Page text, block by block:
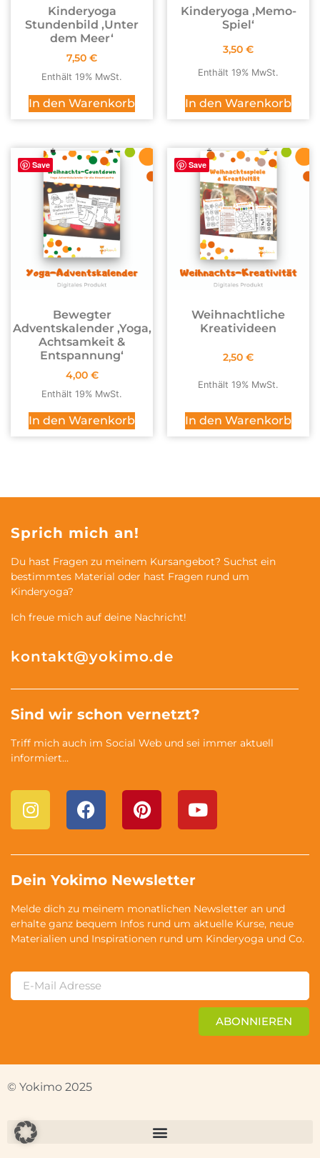
Kinderyoga
Stundenbild ,Unter
dem Meer‘
7,50 €
Enthält 19% MwSt.
In den Warenkorb
Kinderyoga ,Memo-
Spiel‘
3,50 €
Enthält 19% MwSt.
In den Warenkorb
Save
Bewegter
Adventskalender ,Yoga,
Achtsamkeit &
Entspannung‘
4,00 €
Enthält 19% MwSt.
In den Warenkorb
Save
Weihnachtliche
Kreativideen
2,50 €
Enthält 19% MwSt.
In den Warenkorb
Sprich mich an!
Du hast Fragen zu meinem Kursangebot? Suchst ein
bestimmtes Material oder hast Fragen rund um
Kinderyoga?
Ich freue mich auf deine Nachricht!
kontakt@yokimo.de
Sind wir schon vernetzt?
Triff mich auch im Social Web und sei immer aktuell
informiert…
Dein Yokimo Newsletter
Melde dich zu meinem monatlichen Newsletter an und
erhalte ganz bequem Infos rund um aktuelle Kurse, neue
Materialien und Inspirationen rund um Kinderyoga und Co.
ABONNIEREN
© Yokimo 2025